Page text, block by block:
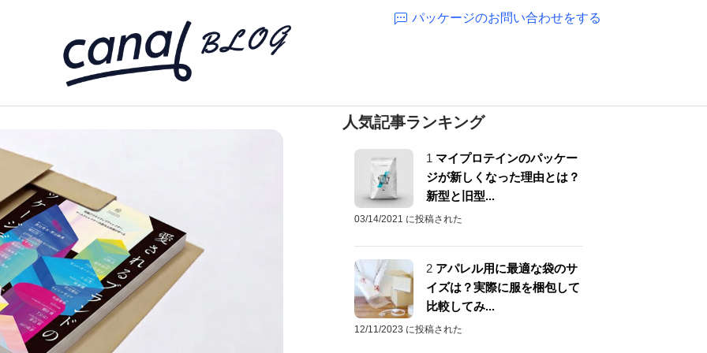
パッケージのお問い合わせをする
人気記事ランキング
1 マイプロテインのパッケー
ジが新しくなった理由とは？
新型と旧型...
03/14/2021 に投稿された
2 アパレル用に最適な袋のサ
イズは？実際に服を梱包して
比較してみ...
12/11/2023 に投稿された